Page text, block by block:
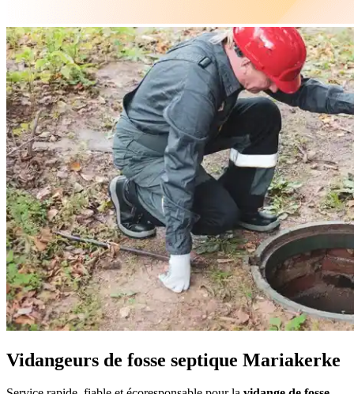
Vidangeurs de fosse septique Mariakerke